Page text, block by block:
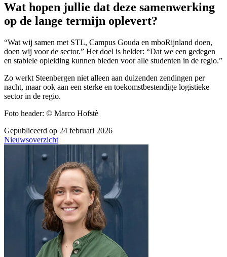
Wat hopen jullie dat deze samenwerking
op de lange termijn oplevert?
“Wat wij samen met STL, Campus Gouda en mboRijnland doen,
doen wij voor de sector.” Het doel is helder: “Dat we een gedegen
en stabiele opleiding kunnen bieden voor alle studenten in de regio.”
Zo werkt Steenbergen niet alleen aan duizenden zendingen per
nacht, maar ook aan een sterke en toekomstbestendige logistieke
sector in de regio.
Foto header: © Marco Hofstè
Gepubliceerd op 24 februari 2026
Nieuwsoverzicht